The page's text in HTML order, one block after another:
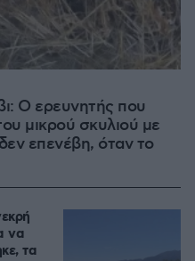
Ο ερευνητής που
μικρού σκυλιού με
επενέβη, όταν το
να
τα